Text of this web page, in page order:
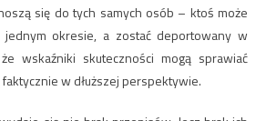
się do tych samych osób – ktoś może
okresie, a zostać deportowany w
wskaźniki skuteczności mogą sprawiać
w dłuższej perspektywie.